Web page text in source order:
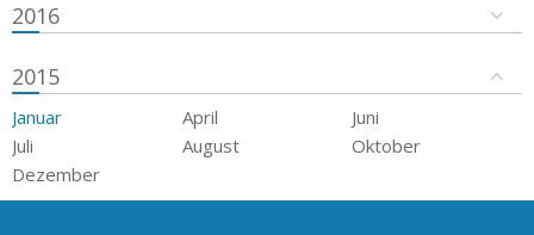
2016
2015
Januar April
Juni
Juli
August
Oktober
Dezember